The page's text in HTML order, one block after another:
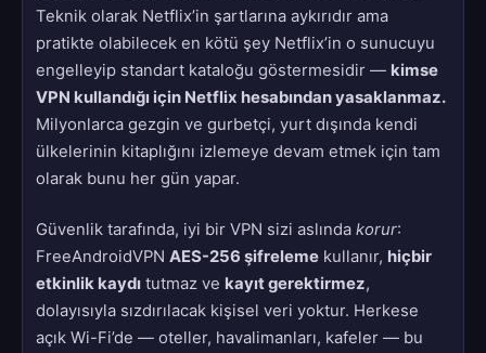
Teknik olarak Netflix’in şartlarına aykırıdır ama
pratikte olabilecek en kötü şey Netflix’in o sunucuyu
engelleyip standart kataloğu göstermesidir — kimse
VPN kullandığı için Netflix hesabından yasaklanmaz.
Milyonlarca gezgin ve gurbetçi, yurt dışında kendi
ülkelerinin kitaplığını izlemeye devam etmek için tam
olarak bunu her gün yapar.
Güvenlik tarafında, iyi bir VPN sizi aslında korur:
FreeAndroidVPN AES-256 şifreleme kullanır, hiçbir
etkinlik kaydı tutmaz ve kayıt gerektirmez,
dolayısıyla sızdırılacak kişisel veri yoktur. Herkese
açık Wi-Fi’de — oteller, havalimanları, kafeler — bu